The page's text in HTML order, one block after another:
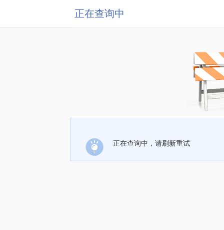
正在查询中
正在查询中，请刷新重试